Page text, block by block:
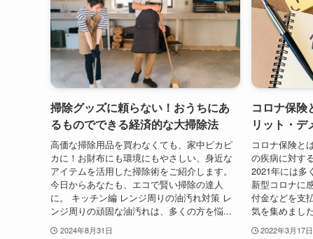
掃除グッズに頼らない！おうちにあ
るものでできる経済的な大掃除法
高価な掃除用品を買わなくても、家中ピカピ
カに！お財布にも環境にもやさしい、身近な
アイテムを活用した掃除術をご紹介します。
今日からあなたも、エコで賢い掃除の達人
に。 キッチン編 レンジ周りの油汚れ対策 レ
ンジ周りの頑固な油汚れは、多くの方を悩...
2024年8月31日
コロナ保険
リット・デ
コロナ保険と
の疾病に対す
2021年には多
新型コロナに
付金などを支
気を集めまし
2022年3月17日